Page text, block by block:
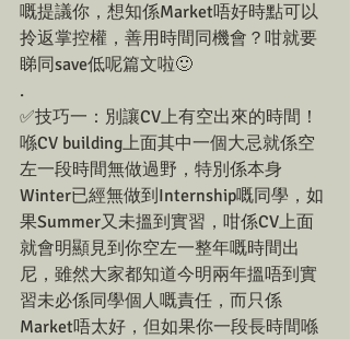
嘅提議你，想知係Market唔好時點可以
拎返掌控權，善用時間同機會？咁就要
睇同save低呢篇文啦🙂
.
✅技巧一：別讓CV上有空出來的時間！
喺CV building上面其中一個大忌就係空
左一段時間無做過野，特別係本身
Winter已經無做到Internship嘅同學，如
果Summer又未搵到實習，咁係CV上面
就會明顯見到你空左一整年嘅時間出
尼，雖然大家都知道今明兩年搵唔到實
習未必係同學個人嘅責任，而只係
Market唔太好，但如果你一段長時間喺